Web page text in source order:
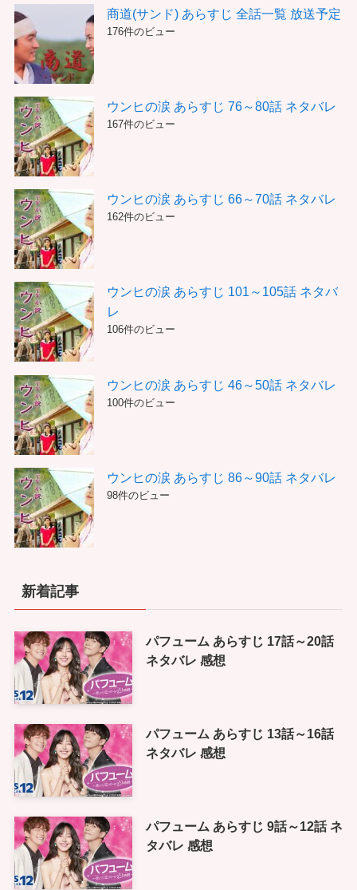
商道(サンド) あらすじ 全話一覧 放送予定
176件のビュー
ウンヒの涙 あらすじ 76～80話 ネタバレ
167件のビュー
ウンヒの涙 あらすじ 66～70話 ネタバレ
162件のビュー
ウンヒの涙 あらすじ 101～105話 ネタバ
レ
106件のビュー
ウンヒの涙 あらすじ 46～50話 ネタバレ
100件のビュー
ウンヒの涙 あらすじ 86～90話 ネタバレ
98件のビュー
新着記事
パフューム あらすじ 17話～20話
ネタバレ 感想
パフューム あらすじ 13話～16話
ネタバレ 感想
パフューム あらすじ 9話～12話 ネ
タバレ 感想